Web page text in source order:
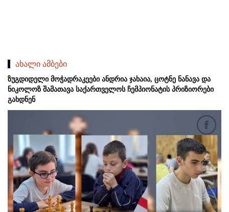
ახალი ამბები
ზუგდიდელი მოჭადრაკეები ანდრია ჯახაია, ცოტნე ნანავა და
ნიკოლოზ შამათავა საქართველოს ჩემპიონატის პრიზიორები
გახდნენ